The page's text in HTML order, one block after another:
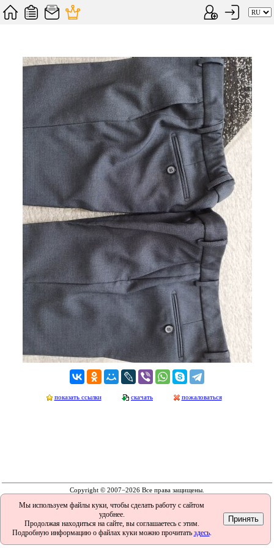
показать ссылки скачать пожаловаться
Copyright © 2007−2026 Все права защищены.
Мы используем файлы куки, чтобы сделать работу с сайтом
удобнее.
Продолжая находиться на сайте, вы соглашаетесь с этим.
Подробную информацию о файлах куки можно прочитать здесь.